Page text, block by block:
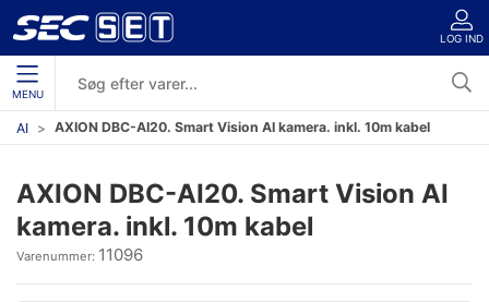
LOG IND
MENU
AI AXION DBC-AI20. Smart Vision AI kamera. inkl. 10m kabel
AXION DBC-AI20. Smart Vision AI
kamera. inkl. 10m kabel
Varenummer: 11096